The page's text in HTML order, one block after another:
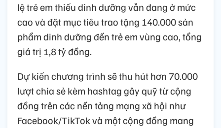
lệ trẻ em thiếu dinh dưỡng vẫn đang ở mức
cao và đặt mục tiêu trao tặng 140.000 sản
phẩm dinh dưỡng đến trẻ em vùng cao, tổng
giá trị 1,8 tỷ đồng.
Dự kiến chương trình sẽ thu hút hơn 70.000
lượt chia sẻ kèm hashtag gây quỹ từ cộng
đồng trên các nền tảng mạng xã hội như
Facebook/TikTok và một cộng đồng mang